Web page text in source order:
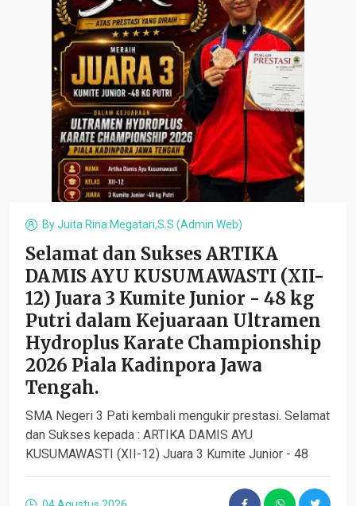
ByJuita Rina Megatari,S.S (admin Web)
Selamat dan Sukses ARTIKA
DAMIS AYU KUSUMAWASTI (XII-
12) Juara 3 Kumite Junior - 48 kg
Putri dalam Kejuaraan Ultramen
Hydroplus Karate Championship
2026 Piala Kadinpora Jawa
Tengah.
SMA Negeri 3 Pati kembali mengukir prestasi. Selamat
dan Sukses kepada : ARTIKA DAMIS AYU
KUSUMAWASTI (XII-12) Juara 3 Kumite Junior - 48